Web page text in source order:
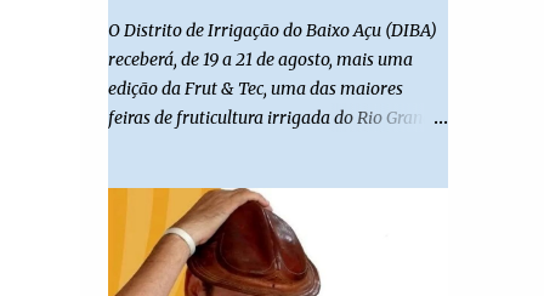
O Distrito de Irrigação do Baixo Açu (DIBA)
receberá, de 19 a 21 de agosto, mais uma
edição da Frut & Tec, uma das maiores
feiras de fruticultura irrigada do Rio Grande
estudantes e profissionais do agronegócio,
com palestras de especialistas, visitas
técnicas a campo e uma ampla exposição de